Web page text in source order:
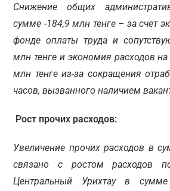
Снижение общих
сумме -184,9 млн тенге – за счет
фонде оплаты труда и
млн тенге и экономия расходов на
млн тенге из-за сокращения
часов, вызванного наличием
Рост прочих расходов:
Увеличение прочих расходов в
связано с ростом расходов
Центральный Урихтау в